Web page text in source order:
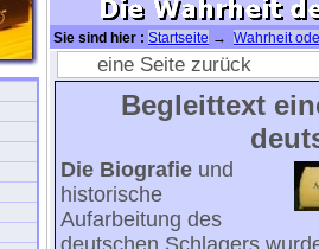
Sie sind hier : Startseite → Wahrheit
eine Seite zurück
Begleittext
Die Biografie und
historische
Aufarbeitung des
deutschen Schlagers